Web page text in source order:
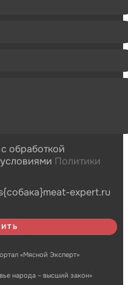
обработкой
Политики
expert.ru
«Мясной Эксперт»
народа – высший закон»